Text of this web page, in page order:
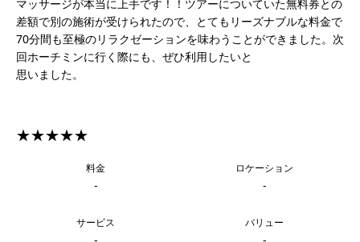
マッサージが本当に上手です！！ツアーについていた無料券との
差額で別の施術が受けられたので、とてもリーズナブルな料金で
70分間も至極のリラクゼーションを味わうことができました。次
回ホーチミンに行く際にも、ぜひ利用したいと
思いました。
★★★★★
料金
-
ロケーション
-
サービス バリュー